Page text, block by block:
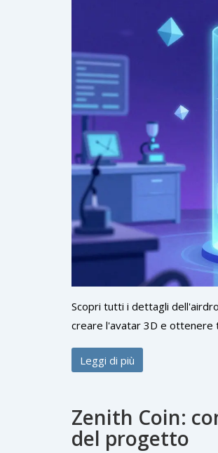
Scopri tutti i dettagli
creare l'avatar 3D e ottenere
Leggi di più
Zenith Coin:
del progetto